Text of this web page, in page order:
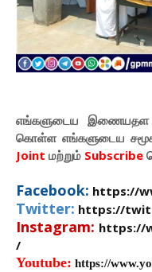
எங்களுடைய இணையதள
கொள்ள எங்களுடைய
Joint மற்றும் Subscribe
Facebook: https://
Twitter: https://
Instagram: https://
/
Youtube: https://